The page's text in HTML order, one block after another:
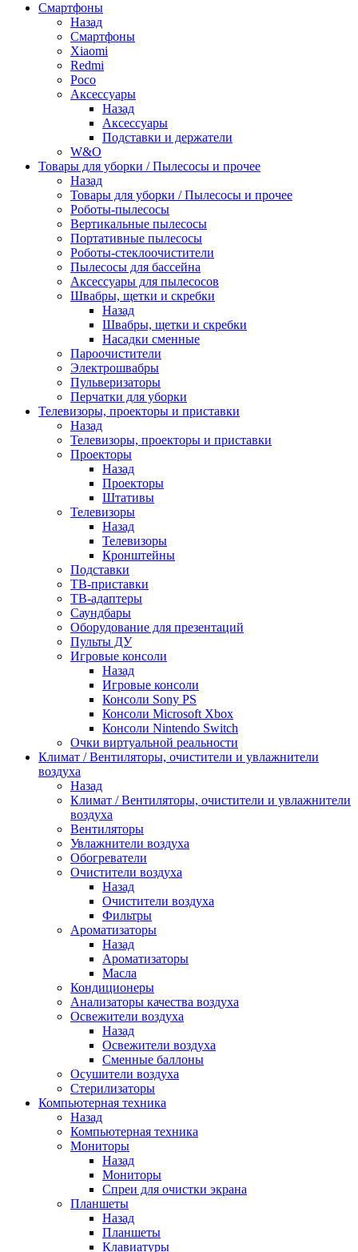
Смартфоны
Назад
Смартфоны
Xiaomi
Redmi
Poco
Аксессуары
Назад
Аксессуары
Подставки и держатели
W&O
Товары для уборки / Пылесосы и прочее
Назад
Товары для уборки / Пылесосы и прочее
Роботы-пылесосы
Вертикальные пылесосы
Портативные пылесосы
Роботы-стеклоочистители
Пылесосы для бассейна
Аксессуары для пылесосов
Швабры, щетки и скребки
Назад
Швабры, щетки и скребки
Насадки сменные
Пароочистители
Электрошвабры
Пульверизаторы
Перчатки для уборки
Телевизоры, проекторы и приставки
Назад
Телевизоры, проекторы и приставки
Проекторы
Назад
Проекторы
Штативы
Телевизоры
Назад
Телевизоры
Кронштейны
Подставки
ТВ-приставки
ТВ-адаптеры
Саундбары
Оборудование для презентаций
Пульты ДУ
Игровые консоли
Назад
Игровые консоли
Консоли Sony PS
Консоли Microsoft Xbox
Консоли Nintendo Switch
Очки виртуальной реальности
Климат / Вентиляторы, очистители и увлажнители
воздуха
Назад
Климат / Вентиляторы, очистители и увлажнители
воздуха
Вентиляторы
Увлажнители воздуха
Обогреватели
Очистители воздуха
Назад
Очистители воздуха
Фильтры
Ароматизаторы
Назад
Ароматизаторы
Масла
Кондиционеры
Анализаторы качества воздуха
Освежители воздуха
Назад
Освежители воздуха
Сменные баллоны
Осушители воздуха
Стерилизаторы
Компьютерная техника
Назад
Компьютерная техника
Мониторы
Назад
Мониторы
Спреи для очистки экрана
Планшеты
Назад
Планшеты
Клавиатуры